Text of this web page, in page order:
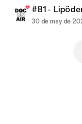
Keine Scheu die
auch dem
#81 -
30 de may de